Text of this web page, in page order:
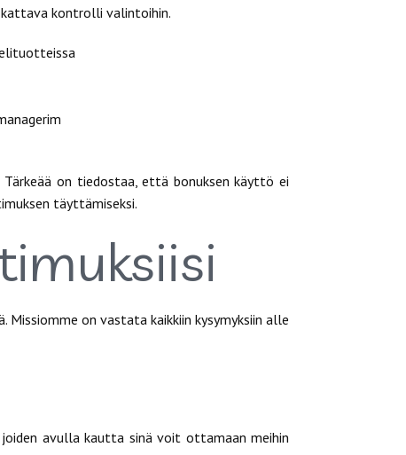
kattava kontrolli valintoihin.
on tiedostaa, että bonuksen käyttö ei
täyttämiseksi.
on vastata kaikkiin kysymyksiin alle
avulla kautta sinä voit ottamaan meihin